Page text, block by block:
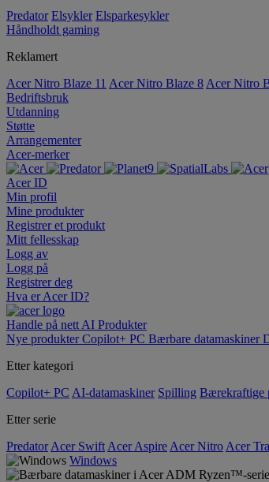
Predator Elsykler Elsparkesykler
Håndholdt gaming
Reklamert
Acer Nitro Blaze 11 Acer Nitro Blaze 8 Acer Nitro
Bedriftsbruk
Utdanning
Støtte
Arrangementer
Acer-merker
Acer ID
Min profil
Mine produkter
Registrer et produkt
Mitt fellesskap
Logg av
Logg på
Registrer deg
Hva er Acer ID?
Handle på nett AI Produkter
Nye produkterCopilot+ PC Bærbare datamaskiner
Etter kategori
Copilot+ PC AI-datamaskiner Spilling Bærekraftige
Etter serie
Predator Acer Swift Acer Aspire Acer Nitro Acer
Windows